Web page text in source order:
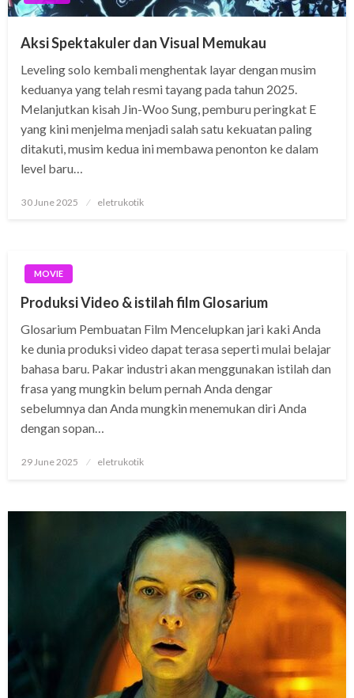
Aksi Spektakuler dan Visual Memukau
Leveling solo kembali menghentak layar dengan musim
keduanya yang telah resmi tayang pada tahun 2025.
Melanjutkan kisah Jin-Woo Sung, pemburu peringkat E
yang kini menjelma menjadi salah satu kekuatan paling
ditakuti, musim kedua ini membawa penonton ke dalam
level baru…
Posted
30 June 2025 eletrukotik
MOVIE
Produksi Video & istilah film Glosarium
Glosarium Pembuatan Film Mencelupkan jari kaki Anda
ke dunia produksi video dapat terasa seperti mulai belajar
bahasa baru. Pakar industri akan menggunakan istilah dan
frasa yang mungkin belum pernah Anda dengar
sebelumnya dan Anda mungkin menemukan diri Anda
dengan sopan…
Posted
29 June 2025 eletrukotik